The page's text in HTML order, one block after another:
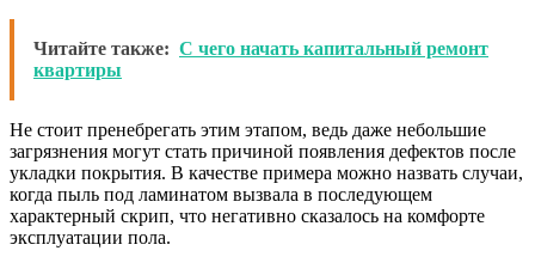
Читайте также: С чего начать капитальный ремонт
квартиры
Не стоит пренебрегать этим этапом, ведь даже небольшие
загрязнения могут стать причиной появления дефектов после
укладки покрытия. В качестве примера можно назвать случаи,
когда пыль под ламинатом вызвала в последующем
характерный скрип, что негативно сказалось на комфорте
эксплуатации пола.